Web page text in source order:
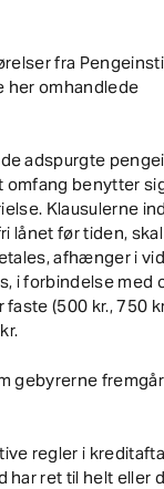
fra
her omhandlede
adspurgte
omfang benytter
Klausulerne
lånet før tiden,
afhænger i
i forbindelse med
(500 kr., 750
gebyrerne
regler i
ret til helt eller